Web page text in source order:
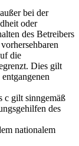
bei der
oder
des Betreibers
die
Dies gilt
c gilt sinngemäß
des
nationalem